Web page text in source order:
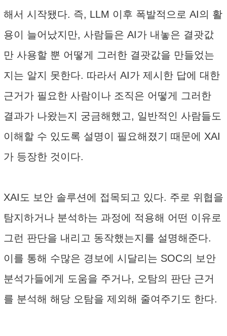
해서 시작됐다. 즉, LLM 이후 폭발적으로 AI의 활
용이 늘어났지만, 사람들은 AI가 내놓은 결괏값
만 사용할 뿐 어떻게 그러한 결괏값을 만들었는
지는 알지 못한다. 따라서 AI가 제시한 답에 대한
근거가 필요한 사람이나 조직은 어떻게 그러한
결과가 나왔는지 궁금해했고, 일반적인 사람들도
이해할 수 있도록 설명이 필요해졌기 때문에 XAI
가 등장한 것이다.
XAI도 보안 솔루션에 접목되고 있다. 주로 위협을
탐지하거나 분석하는 과정에 적용해 어떤 이유로
그런 판단을 내리고 동작했는지를 설명해준다.
이를 통해 수많은 경보에 시달리는 SOC의 보안
분석가들에게 도움을 주거나, 오탐의 판단 근거
를 분석해 해당 오탐을 제외해 줄여주기도 한다.